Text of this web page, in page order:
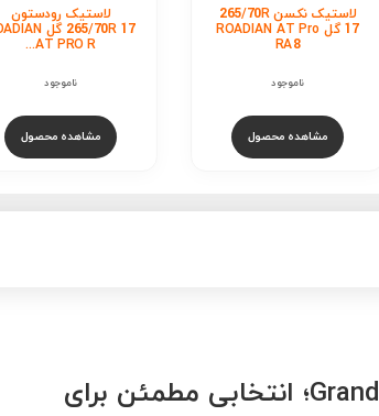
لاستیک رودستون
265/70R 17 گل ROADIAN
AT PRO R...
ناموجود
مشاهده محصول
لاستیک دانلوپ 265/70R17 گل Grandtrek AT22؛ انتخابی مطمئن برای